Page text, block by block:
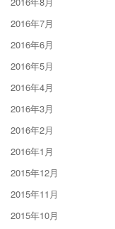
2016年7月
2016年6月
2016年5月
2016年4月
2016年3月
2016年2月
2016年1月
2015年12月
2015年11月
2015年10月